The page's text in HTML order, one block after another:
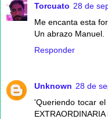
Torcuato 28 de
Me encanta esta
Un abrazo Manuel.
Responder
Unknown 28 de
'Queriendo tocar